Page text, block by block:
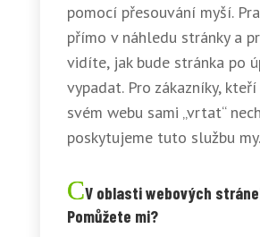
pomocí přesouvání myší.
přímo v náhledu stránky a
vidíte, jak bude stránka po
vypadat. Pro zákazníky,
svém webu sami „vrtat“
poskytujeme tuto službu my.
V oblasti webových
Pomůžete mi?